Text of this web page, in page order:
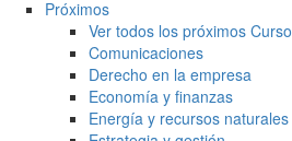
Próximos
Ver todos los próximos
Comunicaciones
Derecho en la empresa
Economía y finanzas
Energía y recursos naturales